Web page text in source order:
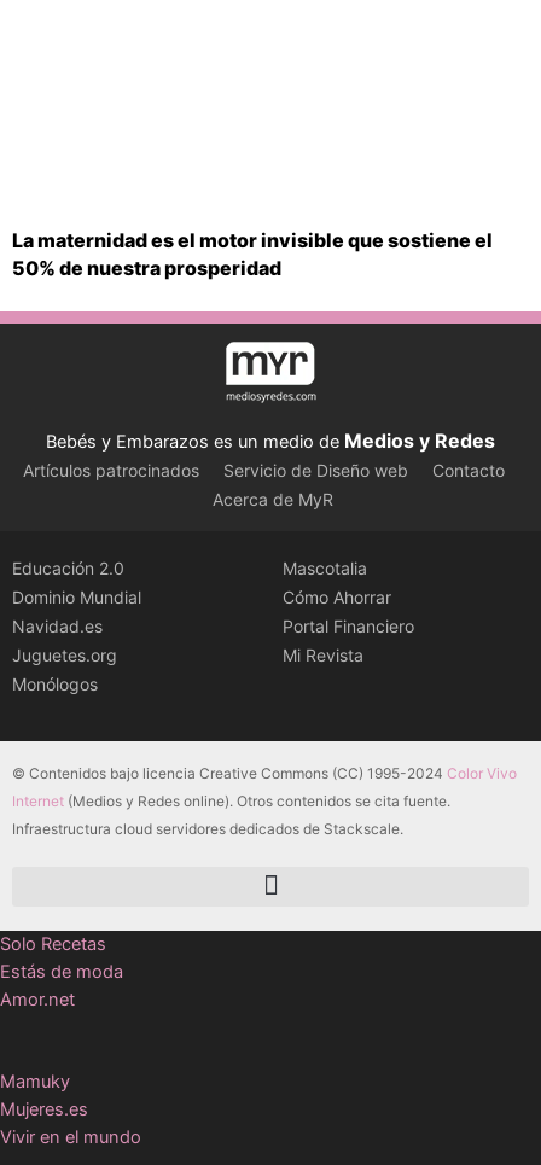
La maternidad es el motor invisible que sostiene el
50% de nuestra prosperidad
Bebés y Embarazos es un medio de Medios y Redes
Artículos patrocinados Servicio de Diseño web
Contacto
Acerca de MyR
Educación 2.0
Dominio Mundial
Navidad.es
Juguetes.org
Monólogos
Mascotalia
Cómo Ahorrar
Portal Financiero
Mi Revista
© Contenidos bajo licencia Creative Commons (CC) 1995-2024 Color Vivo
Internet (Medios y Redes online). Otros contenidos se cita fuente.
Infraestructura cloud servidores dedicados de Stackscale.
Solo Recetas
Estás de moda
Amor.net
Mamuky
Mujeres.es
Vivir en el mundo